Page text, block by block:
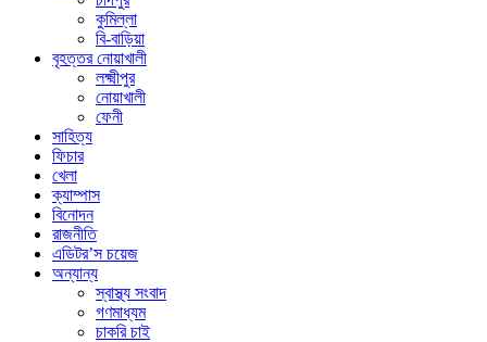
কুমিল্লা
বি-বাড়িয়া
বৃহত্তর নোয়াখালী
লক্ষ্মীপুর
নোয়াখালী
ফেনী
সাহিত্য
ফিচার
খেলা
ক্যাম্পাস
বিনোদন
রাজনীতি
এডিটর’স চয়েজ
অন্যান্য
স্বাস্থ্য সংবাদ
গণমাধ্যম
চাকরি চাই